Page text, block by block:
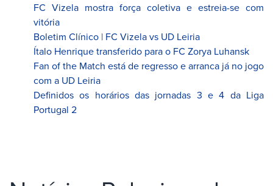
FC Vizela mostra força coletiva e estreia-se com
vitória
Boletim Clínico | FC Vizela vs UD Leiria
Ítalo Henrique transferido para o FC Zorya Luhansk
Fan of the Match está de regresso e arranca já no jogo
com a UD Leiria
Definidos os horários das jornadas 3 e 4 da Liga
Portugal 2